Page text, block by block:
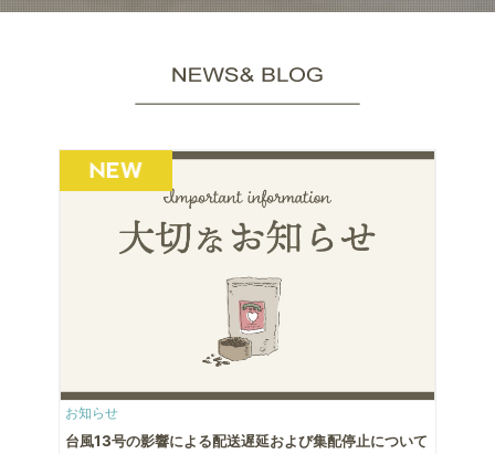
お知らせ
台風13号の影響による配送遅延および集配停止について